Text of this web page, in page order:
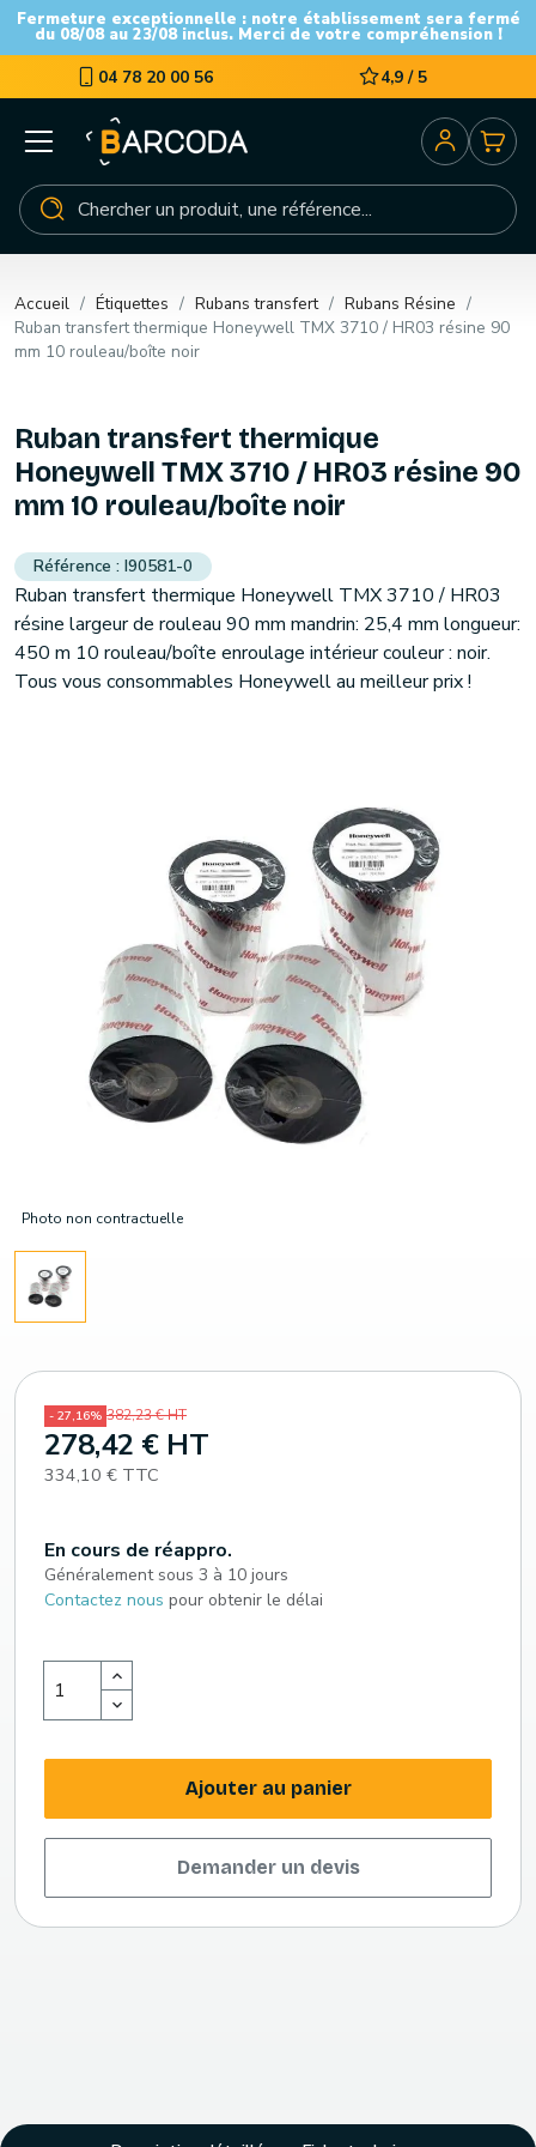
Fermeture exceptionnelle : notre établissement sera fermé
du 08/08 au 23/08 inclus. Merci de votre compréhension !
04 78 20 00 56 4,9 / 5
Accueil Étiquettes Rubans transfert
Rubans Résine
Ruban transfert thermique Honeywell TMX 3710 / HR03 résine 90
mm 10 rouleau/boîte noir
Photo non contractuelle
Ruban transfert thermique
Honeywell TMX 3710 / HR03 résine 90
mm 10 rouleau/boîte noir
I90581-0
Ruban transfert thermique Honeywell TMX 3710 / HR03
résine largeur de rouleau 90 mm mandrin: 25,4 mm longueur:
450 m 10 rouleau/boîte enroulage intérieur couleur : noir.
Tous vous consommables Honeywell au meilleur prix !
- 27,16% 382,23 € HT
278,42 € HT
334,10 € TTC
En cours de réappro.
Généralement sous 3 à 10 jours
Contactez nous pour obtenir le délai
Ajouter au panier
Demander un devis